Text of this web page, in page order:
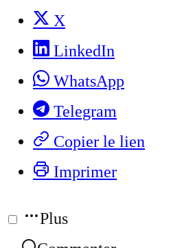
X
LinkedIn
WhatsApp
Telegram
Copier le lien
Imprimer
Plus